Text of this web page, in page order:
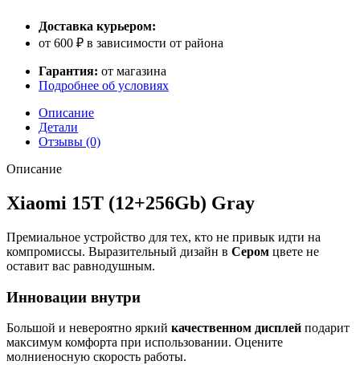
Доставка курьером:
от 600 ₽ в зависимости от района
Гарантия: от магазина
Подробнее об условиях
Описание
Детали
Отзывы (0)
Описание
Xiaomi 15Т (12+256Gb) Gray
Премиальное устройство для тех, кто не привык идти на
компромиссы. Выразительный дизайн в Сером цвете не
оставит вас равнодушным.
Инновации внутри
Большой и невероятно яркий качественном дисплей подарит
максимум комфорта при использовании. Оцените
молниеносную скорость работы.